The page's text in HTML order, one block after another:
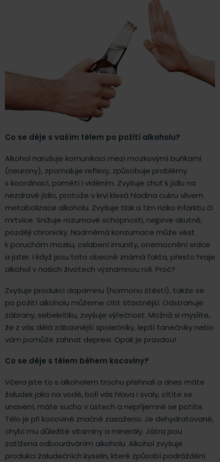
Co se děje s vaším tělem po požití alkoholu?
Alkohol narušuje komunikaci mezi mozkovými buňkami
(neurony), zpomaluje reflexy, způsobuje problémy
s koordinací, pamětí i viděním. Zvyšuje chuť k jídlu na
nezdravé jídlo, protože v krvi klesá hladina cukru vlivem
metabolizace alkoholu. Zvyšuje tlak a tím riziko infarktu či
mrtvice. Snižuje rozumové schopnosti, nejprve akutně,
později chronicky. Nadměrná konzumace může vést
k poruchám mozku, oslabení imunity, onemocnění srdce
a jater. I když jsou toto obecně známá fakta, přesto hraje
alkohol v našich životech významnou roli. Proč?
Zvyšuje produkci dopaminu (hormonu štěstí), takže se
po požití alkoholu můžeme cítit šťastnější. Odstraňuje
zábrany, sebekritiku, zvyšuje výřečnost. Možná si myslíte,
že z vás dělá zábavnější společníky, lepší tanečníky nebo
vám pomůže zahnat depresi. Opak je pravdou!
Co se děje s tělem během kocoviny?
Včera jste to s alkoholem trochu přehnali a dnes máte
žaludek jako na vodě, bolí vás hlava i svaly, cítíte se
unavení, máte sucho v ústech a nepříjemně se potíte.
Tělo je při kocovině značně zasaženo. Je dehydratované,
chybí mu důležité vitaminy a minerály. Játra jsou
zatížena odbouráváním alkoholu. Alkohol zvyšuje
produkci žaludečních kyselin, které způsobí podráždění